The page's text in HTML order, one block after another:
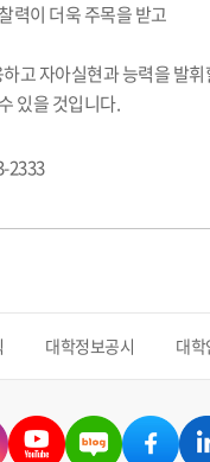
력이 더욱 주목을 받고
고 자아실현과 능력을 발
있을 것입니다.
2333
대학정보공시 대